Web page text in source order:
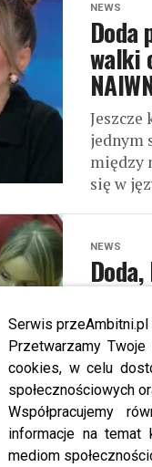
Serwis
Przetwarzamy
cookies, w celu
społecznościowych
Współpracujemy
informacje na temat
mediom
NEWS
Doda
walki
jednym
między
się w
NEWS
Rok
show-